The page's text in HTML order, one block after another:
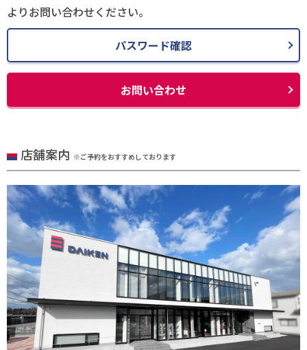
よりお問い合わせください。
パスワード確認
お問い合わせ
店舗案内 ※ご予約をおすすめしております